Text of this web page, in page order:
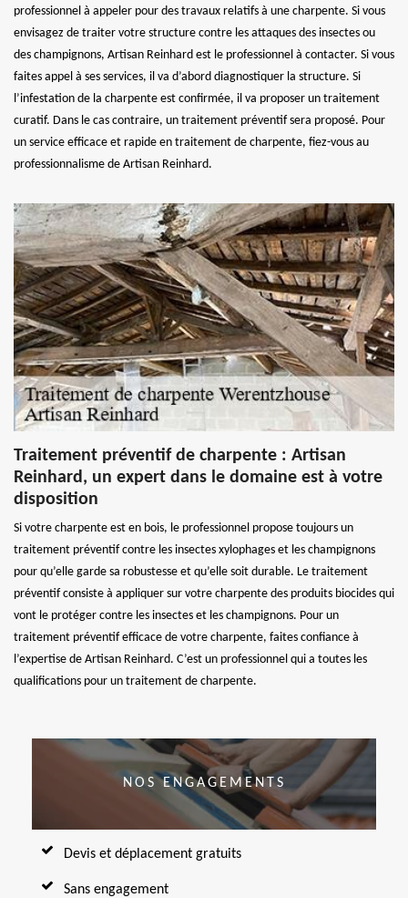
professionnel à appeler pour des travaux relatifs à une charpente. Si vous
envisagez de traiter votre structure contre les attaques des insectes ou
des champignons, Artisan Reinhard est le professionnel à contacter. Si vous
faites appel à ses services, il va d’abord diagnostiquer la structure. Si
l’infestation de la charpente est confirmée, il va proposer un traitement
curatif. Dans le cas contraire, un traitement préventif sera proposé. Pour
un service efficace et rapide en traitement de charpente, fiez-vous au
professionnalisme de Artisan Reinhard.
Traitement préventif de charpente : Artisan
Reinhard, un expert dans le domaine est à votre
disposition
Si votre charpente est en bois, le professionnel propose toujours un
traitement préventif contre les insectes xylophages et les champignons
pour qu’elle garde sa robustesse et qu’elle soit durable. Le traitement
préventif consiste à appliquer sur votre charpente des produits biocides qui
vont le protéger contre les insectes et les champignons. Pour un
traitement préventif efficace de votre charpente, faites confiance à
l’expertise de Artisan Reinhard. C’est un professionnel qui a toutes les
qualifications pour un traitement de charpente.
NOS ENGAGEMENTS
Devis et déplacement gratuits
Sans engagement